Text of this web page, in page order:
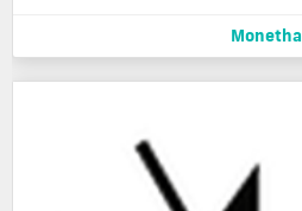
Monetha